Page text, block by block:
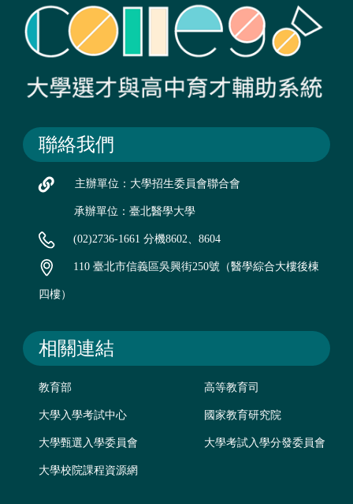
聯絡我們
主辦單位：大學招生委員會聯合會
承辦單位：臺北醫學大學
(02)2736-1661 分機8602、8604
110 臺北市信義區吳興街250號（醫學綜合大樓後棟
四樓）
相關連結
教育部 高等教育司
大學入學考試中心 國家教育研究院
大學甄選入學委員會 大學考試入學分發委員會
大學校院課程資源網